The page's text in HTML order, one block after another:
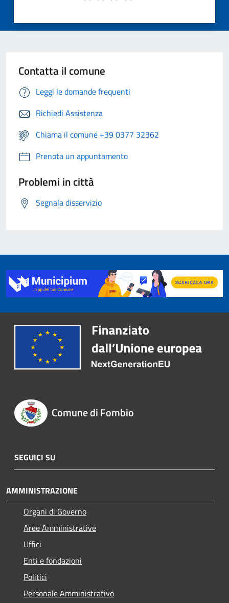
Contatta il comune
Leggi le domande frequenti
Richiedi Assistenza
Chiama il comune +39 0377 32362
Prenota un appuntamento
Problemi in città
Segnala disservizio
Comune di Fombio
SEGUICI SU
AMMINISTRAZIONE
Organi di Governo
Aree Amministrative
Uffici
Enti e fondazioni
Politici
Personale Amministrativo